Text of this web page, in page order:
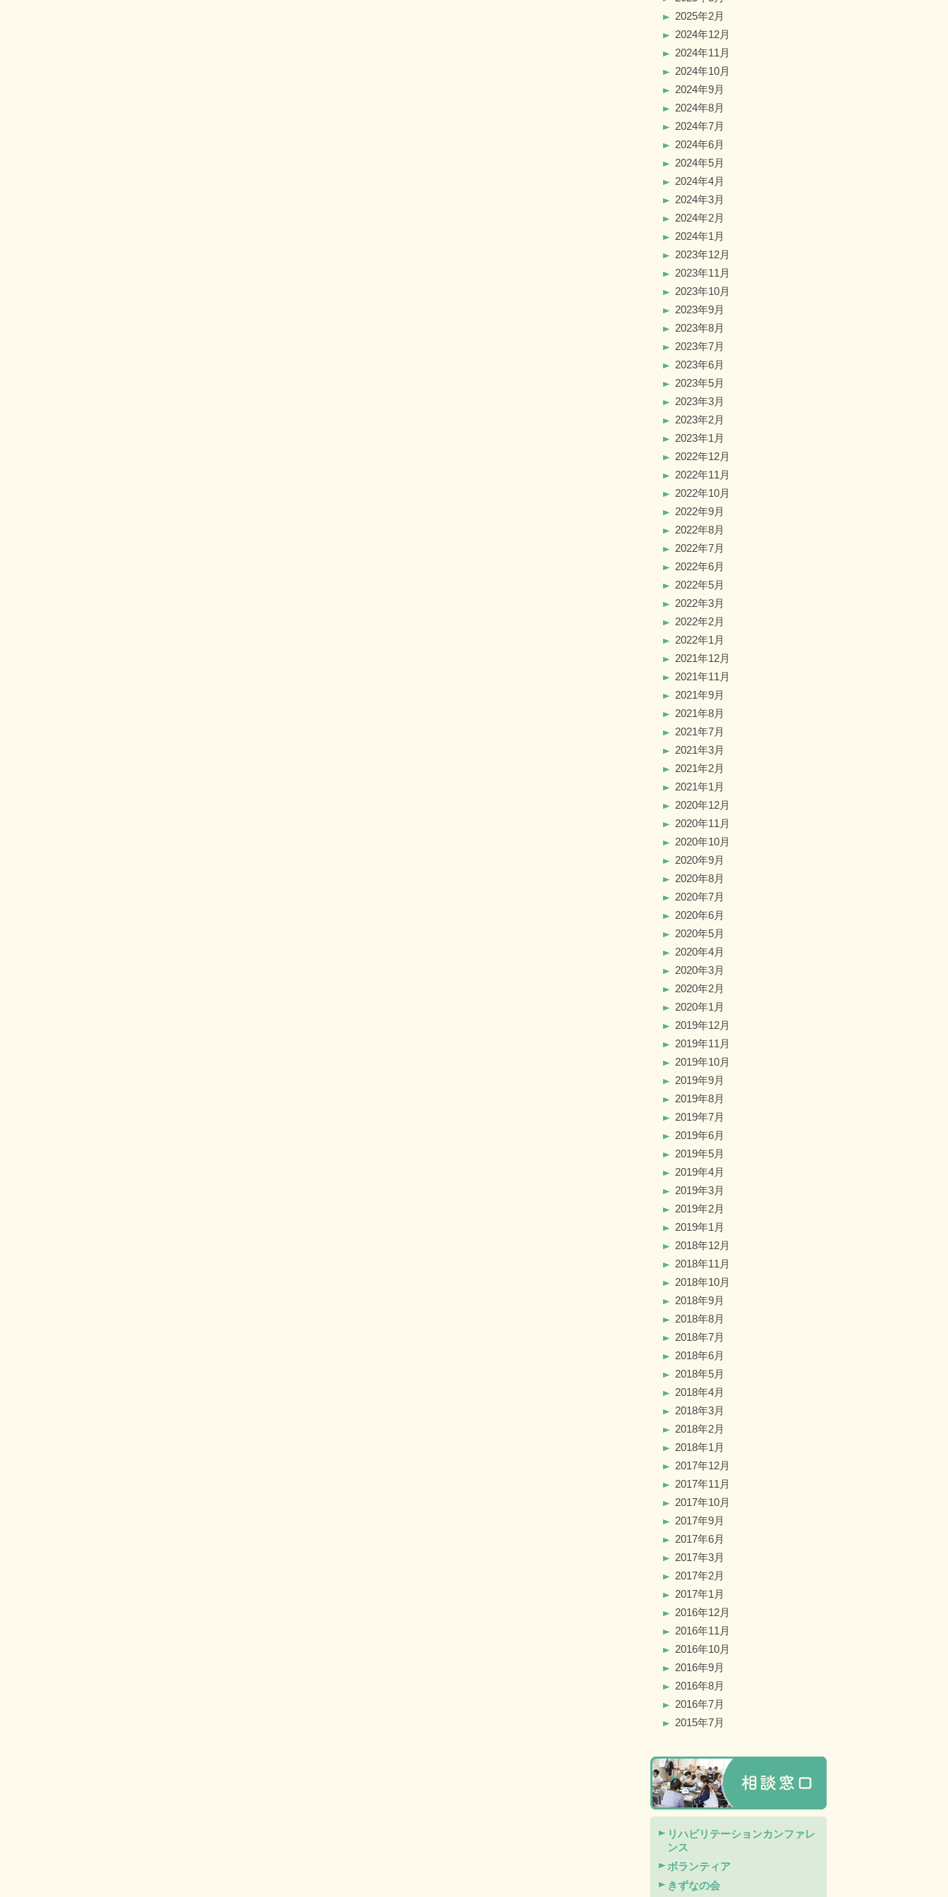
2025年2月
2024年12月
2024年11月
2024年10月
2024年9月
2024年8月
2024年7月
2024年6月
2024年5月
2024年4月
2024年3月
2024年2月
2024年1月
2023年12月
2023年11月
2023年10月
2023年9月
2023年8月
2023年7月
2023年6月
2023年5月
2023年3月
2023年2月
2023年1月
2022年12月
2022年11月
2022年10月
2022年9月
2022年8月
2022年7月
2022年6月
2022年5月
2022年3月
2022年2月
2022年1月
2021年12月
2021年11月
2021年9月
2021年8月
2021年7月
2021年3月
2021年2月
2021年1月
2020年12月
2020年11月
2020年10月
2020年9月
2020年8月
2020年7月
2020年6月
2020年5月
2020年4月
2020年3月
2020年2月
2020年1月
2019年12月
2019年11月
2019年10月
2019年9月
2019年8月
2019年7月
2019年6月
2019年5月
2019年4月
2019年3月
2019年2月
2019年1月
2018年12月
2018年11月
2018年10月
2018年9月
2018年8月
2018年7月
2018年6月
2018年5月
2018年4月
2018年3月
2018年2月
2018年1月
2017年12月
2017年11月
2017年10月
2017年9月
2017年6月
2017年3月
2017年2月
2017年1月
2016年12月
2016年11月
2016年10月
2016年9月
2016年8月
2016年7月
2015年7月
リハビリテーションカンファレ
ンス
ボランティア
きずなの会